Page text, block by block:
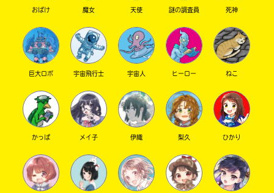
おばけ 魔女 天使 謎の調査員 死神
巨大ロボ 宇宙飛行士 宇宙人 ヒーロー ねこ
かっぱ メイ子 伊織 梨久 ひかり